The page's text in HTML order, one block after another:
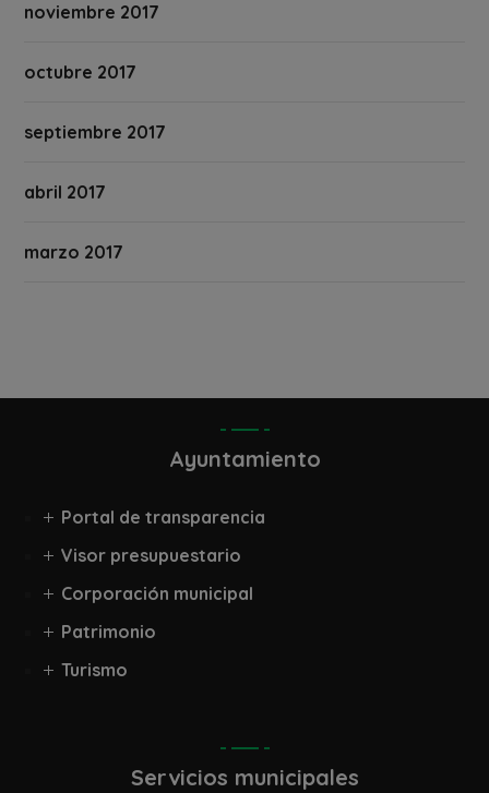
noviembre 2017
octubre 2017
septiembre 2017
abril 2017
marzo 2017
Ayuntamiento
Portal de transparencia
Visor presupuestario
Corporación municipal
Patrimonio
Turismo
Servicios municipales